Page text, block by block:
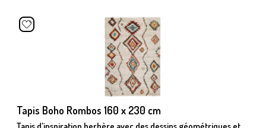
Tapis Boho Rombos 160 x 230 cm